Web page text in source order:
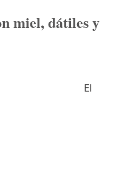
miel, dátiles y
El